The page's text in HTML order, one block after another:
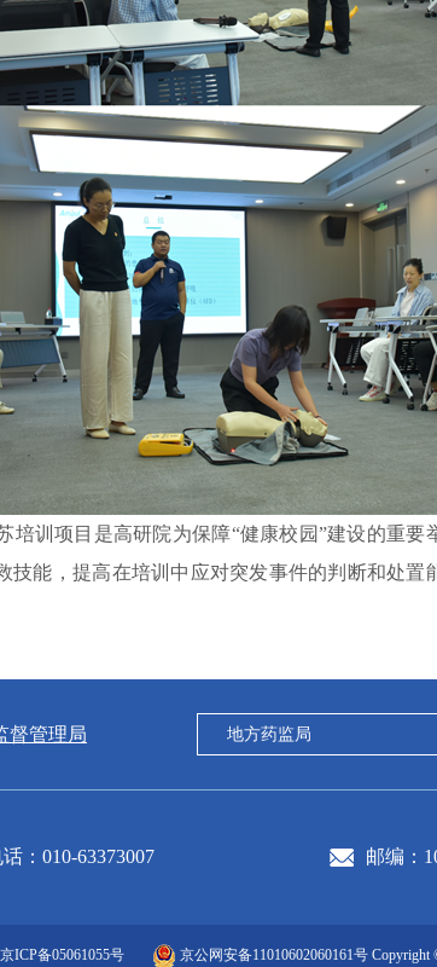
培训项目是高研院为保障“健康校园”建设的重要
技能 ， 提高在培训 中应对突发事件的判断和处置
督管理局
：010-63373007 邮编：
京ICP备05061055号 京公网安备11010602060161号 Copyright